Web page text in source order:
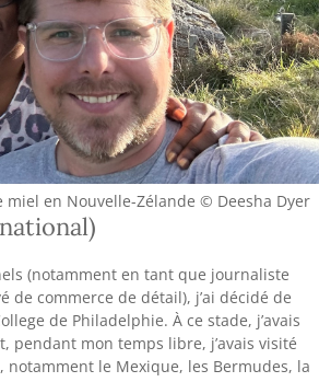
en Nouvelle-Zélande © Deesha Dyer
(notamment en tant que journaliste
commerce de détail), j’ai décidé de
de Philadelphie. À ce stade, j’avais
pendant mon temps libre, j’avais visité
le Mexique, les Bermudes, la